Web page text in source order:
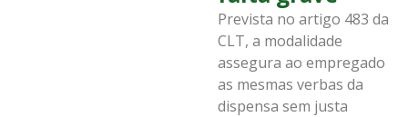
Prevista no artigo 483 da
CLT, a modalidade
assegura ao empregado
as mesmas verbas da
dispensa sem justa